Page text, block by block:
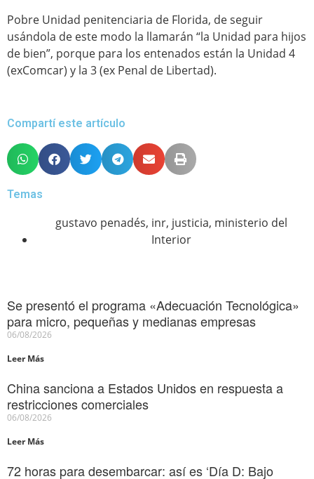
Pobre Unidad penitenciaria de Florida, de seguir
usándola de este modo la llamarán “la Unidad para hijos
de bien”, porque para los entenados están la Unidad 4
(exComcar) y la 3 (ex Penal de Libertad).
Compartí este artículo
Temas
gustavo penadés, inr, justicia, ministerio del
Interior
Se presentó el programa «Adecuación Tecnológica»
para micro, pequeñas y medianas empresas
06/08/2026
Leer Más
China sanciona a Estados Unidos en respuesta a
restricciones comerciales
06/08/2026
Leer Más
72 horas para desembarcar: así es ‘Día D: Bajo